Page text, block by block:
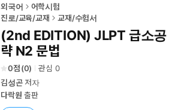
외국어
어학시험
진로/교육/교재
교재/수험서
(2nd EDITION) JLPT 급소공
략 N2 문법
0 (0) 관심 0
김성곤저자
다락원 출판